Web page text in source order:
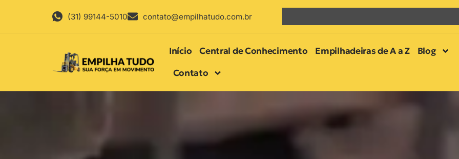
(31) 99144-5010 contato@empilhatudo.com.br
Início Central de Conhecimento Empilhadeiras de A a Z
Blog
Contato